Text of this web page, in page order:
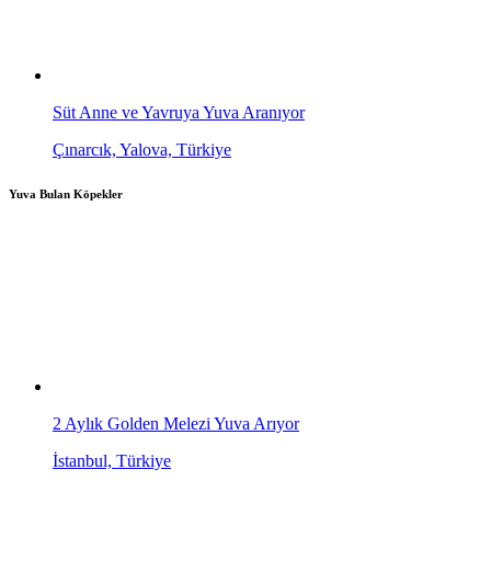
Süt Anne ve Yavruya Yuva Aranıyor
Çınarcık, Yalova, Türkiye
Yuva Bulan Köpekler
2 Aylık Golden Melezi Yuva Arıyor
İstanbul, Türkiye